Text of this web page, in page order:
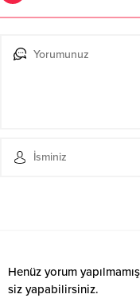
Henüz yorum
siz yapabilirsiniz.